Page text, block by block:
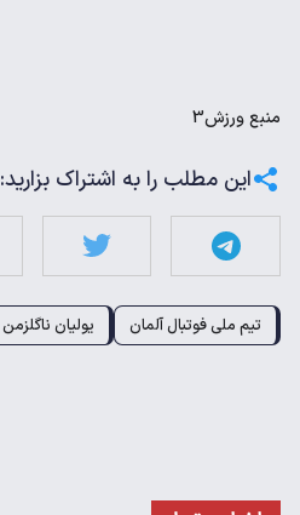
منبعورزش3
این مطلب را به اشتراک بزارید:
تیم ملی فوتبال آلمان یولیان ناگلزمن